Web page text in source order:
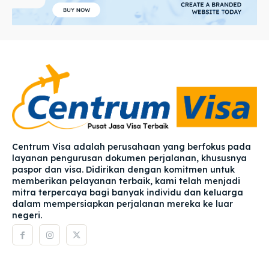
Centrum Visa adalah perusahaan yang berfokus pada
layanan pengurusan dokumen perjalanan, khususnya
paspor dan visa. Didirikan dengan komitmen untuk
memberikan pelayanan terbaik, kami telah menjadi
mitra terpercaya bagi banyak individu dan keluarga
dalam mempersiapkan perjalanan mereka ke luar
negeri.